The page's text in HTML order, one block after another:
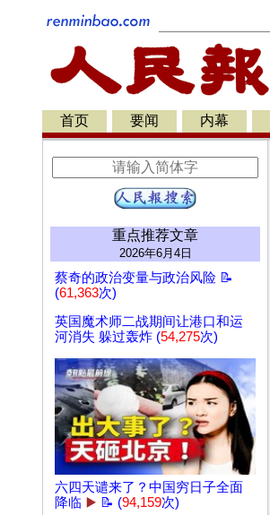
首页 要闻 内幕
重点推荐文章
2026年6月4日
蔡奇的政治变量与政治风险 📝
(61,363次)
英国魔术师二战期间让港口和运
河消失 躲过轰炸 (54,275次)
六四天谴来了？中国穷日子全面
降临 ▶️ 📝 (94,159次)